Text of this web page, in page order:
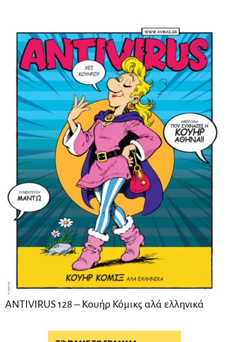
ANTIVIRUS 128 – Kουήρ Κόμικς αλά ελληνικά